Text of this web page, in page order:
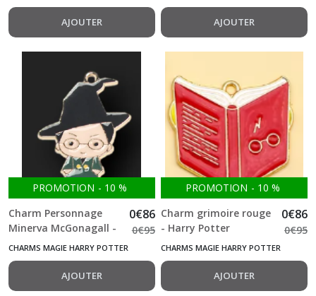
AJOUTER AJOUTER
PROMOTION - 10 %
Charm Personnage
Minerva McGonagall -
Harry Potter
0€86
0€95
CHARMS MAGIE HARRY POTTER
AJOUTER
PROMOTION - 10 %
Charm grimoire rouge
- Harry Potter
0€86
0€95
CHARMS MAGIE HARRY POTTER
AJOUTER